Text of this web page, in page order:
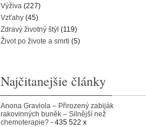
Výživa (227)
Vzťahy (45)
Zdravý životný štýl (119)
Život po živote a smrti (5)
Najčitanejšie články
Anona Graviola – Přirozený zabiják
rakovinných buněk – Silnější než
chemoterapie? - 435 522 x